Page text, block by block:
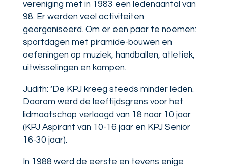
vereniging met in 1983 een ledenaantal van
98. Er werden veel activiteiten
georganiseerd. Om er een paar te noemen:
sportdagen met piramide-bouwen en
oefeningen op muziek, handballen, atletiek,
uitwisselingen en kampen.
Judith: ‘De KPJ kreeg steeds minder leden.
Daarom werd de leeftijdsgrens voor het
lidmaatschap verlaagd van 18 naar 10 jaar
(KPJ Aspirant van 10-16 jaar en KPJ Senior
16-30 jaar).
In 1988 werd de eerste en tevens enige